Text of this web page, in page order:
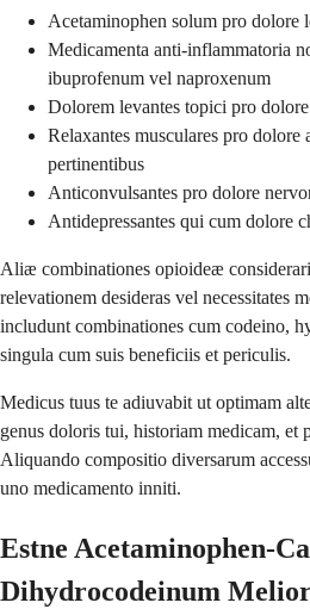
Acetaminophen solum pro dolore
Medicamenta anti-inflammatoria
ibuprofenum vel naproxenum
Dolorem levantes topici pro
Relaxantes musculares pro dolore
pertinentibus
Anticonvulsantes pro dolore
Antidepressantes qui cum dolore
Aliæ combinationes opioideæ
relevationem desideras vel necessitates
includunt combinationes cum codeino,
singula cum suis beneficiis et periculis.
Medicus tuus te adiuvabit ut optimam
genus doloris tui, historiam medicam, et
Aliquando compositio diversarum
uno medicamento inniti.
Estne Acetaminophen-
Dihydrocodeinum